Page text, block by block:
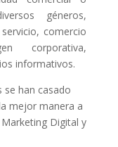
géneros,
comercio
corporativa,
informativos.
se han casado
mejor manera a
Digital y